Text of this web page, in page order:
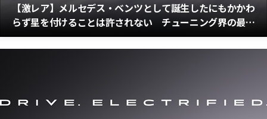
【激レア】メルセデス・ベンツとして誕生したにもかかわ
らず星を付けることは許されない チューニング界の最も
輝く星「アローC1」でのドライブ！